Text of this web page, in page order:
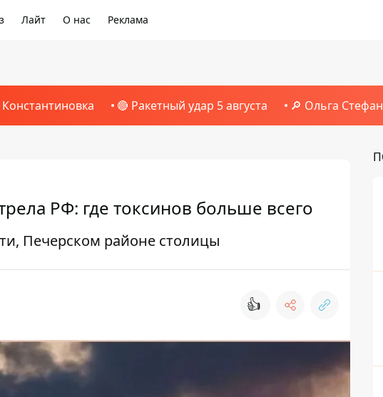
Лайт О нас Реклама
🔴 Ракетный удар 5 августа 🔎 Ольга
РФ: где токсинов больше всего
Печерском районе столицы
👍